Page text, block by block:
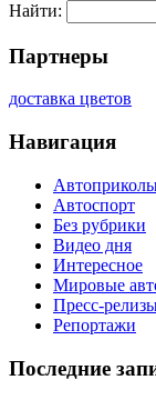
Найти:
Партнеры
доставка цветов
Навигация
Автоспорт
Без рубрики
Видео дня
Интересное
Мировые
Пресс-
Репортажи
Последние